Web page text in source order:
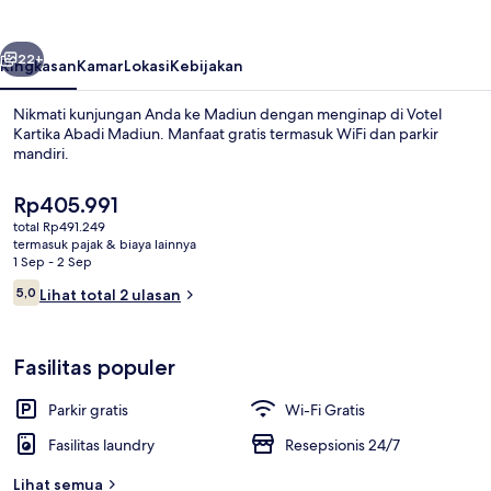
Berikutnya
22+
RingkasanKamarLokasiKebijakan
Nikmati kunjungan Anda ke Madiun dengan menginap di Votel
Kartika Abadi Madiun. Manfaat gratis termasuk WiFi dan parkir
mandiri.
Harga
saat
ini
Rp405.991
Rp405.991
total Rp491.249
termasuk pajak & biaya lainnya
1 Sep - 2 Sep
Ulasan
5,05,0 dari 10
Lihat total 2 ulasan
Fasilitas populer
Parkir gratis
Wi-Fi Gratis
Fasilitas laundry
Resepsionis 24/7
Lihat semua